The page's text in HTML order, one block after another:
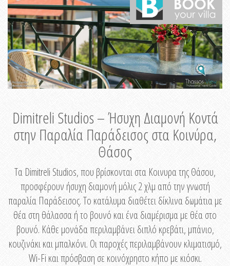
Dimitreli Studios – Ήσυχη Διαμονή Κοντά
στην Παραλία Παράδεισος στα Κοινύρα,
Θάσος
Τα Dimitreli Studios, που βρίσκονται στα Κοινυρα της Θάσου,
προσφέρουν ήσυχη διαμονή μόλις 2 χλμ από την γνωστή
παραλία Παράδεισος. Το κατάλυμα διαθέτει δίκλινα δωμάτια με
θέα στη θάλασσα ή το βουνό και ένα διαμέρισμα με θέα στο
βουνό. Κάθε μονάδα περιλαμβάνει διπλό κρεβάτι, μπάνιο,
κουζινάκι και μπαλκόνι. Οι παροχές περιλαμβάνουν κλιματισμό,
Wi-Fi και πρόσβαση σε κοινόχρηστο κήπο με κιόσκι.